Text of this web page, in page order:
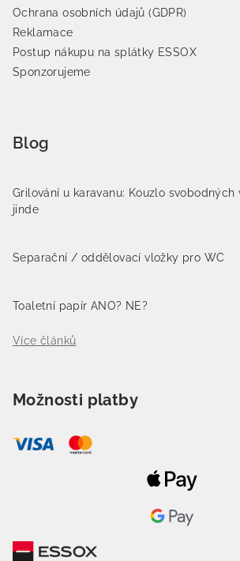
Ochrana osobních údajů (GDPR)
Reklamace
Postup nákupu na splátky ESSOX
Sponzorujeme
Blog
Grilování u karavanu: Kouzlo
jinde
Separační / oddělovací vložky pro WC
Toaletní papír ANO? NE?
Více článků
Možnosti platby